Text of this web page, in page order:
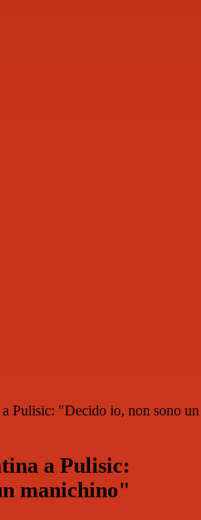
Pulisic: "Decido io, non sono un
a Pulisic:
manichino"